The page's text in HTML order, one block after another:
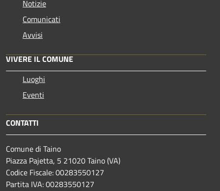
Notizie
Comunicati
Avvisi
VIVERE IL COMUNE
Luoghi
Eventi
CONTATTI
Comune di Taino
Piazza Pajetta, 5 21020 Taino (VA)
Codice Fiscale: 00283550127
Partita IVA: 00283550127